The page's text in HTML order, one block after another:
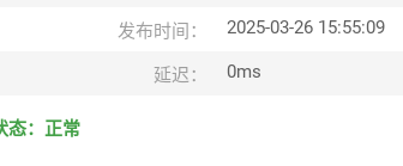
发布时间： 2025-03-26 15:55:09
延迟： 0ms
态：正常